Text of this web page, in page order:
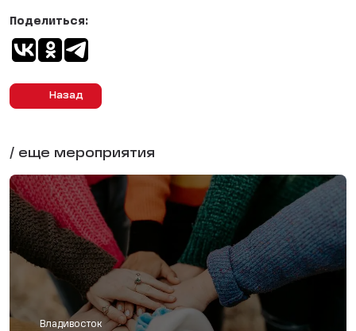
Назад
Поделиться:
/ еще мероприятия
Владивосток